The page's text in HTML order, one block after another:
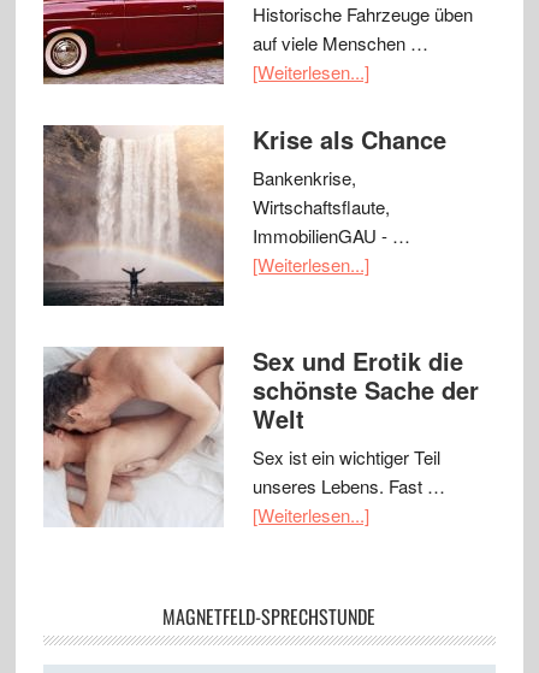
Historische Fahrzeuge üben
auf viele Menschen …
[Weiterlesen...]
Krise als Chance
Bankenkrise,
Wirtschaftsflaute,
ImmobilienGAU - …
[Weiterlesen...]
Sex und Erotik die
schönste Sache der
Welt
Sex ist ein wichtiger Teil
unseres Lebens. Fast …
[Weiterlesen...]
MAGNETFELD-SPRECHSTUNDE